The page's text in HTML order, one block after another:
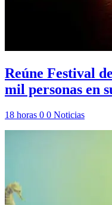
Reúne Festival
mil personas en
18 horas 0 0 Noticias